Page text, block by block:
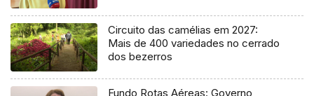
Circuito das camélias em 2027:
Mais de 400 variedades no cerrado
dos bezerros
Fundo Rotas Aéreas: Governo